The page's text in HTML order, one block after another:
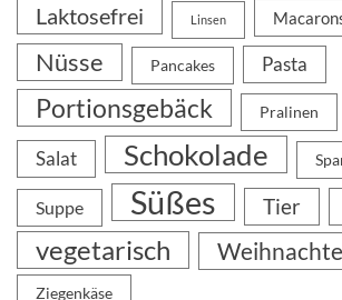
Laktosefrei Linsen
Nüsse Pancakes Pasta
Portionsgebäck Pralinen
Salat Schokolade
Suppe Süßes Tier
vegetarisch
Ziegenkäse